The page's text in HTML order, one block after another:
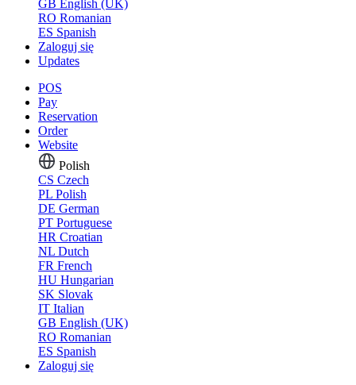
GB English (UK)
RO Romanian
ES Spanish
Zaloguj się
Updates
POS
Pay
Reservation
Order
Website
Polish
CS Czech
PL Polish
DE German
PT Portuguese
HR Croatian
NL Dutch
FR French
HU Hungarian
SK Slovak
IT Italian
GB English (UK)
RO Romanian
ES Spanish
Zaloguj się